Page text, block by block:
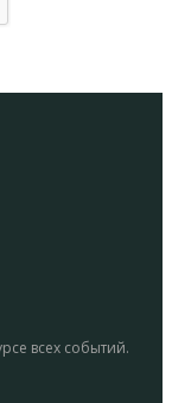
всех событий.